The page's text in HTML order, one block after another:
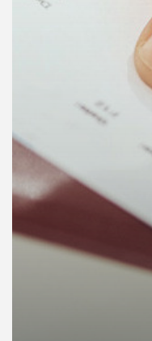
กิจกรรม
เกี่ยว
เรา